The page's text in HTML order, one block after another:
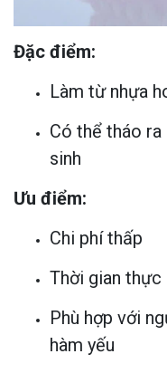
Đặc điểm:
Làm từ nhựa
Có thể tháo
sinh
Ưu điểm:
Chi phí thấp
Thời gian thực
Phù hợp với
hàm yếu